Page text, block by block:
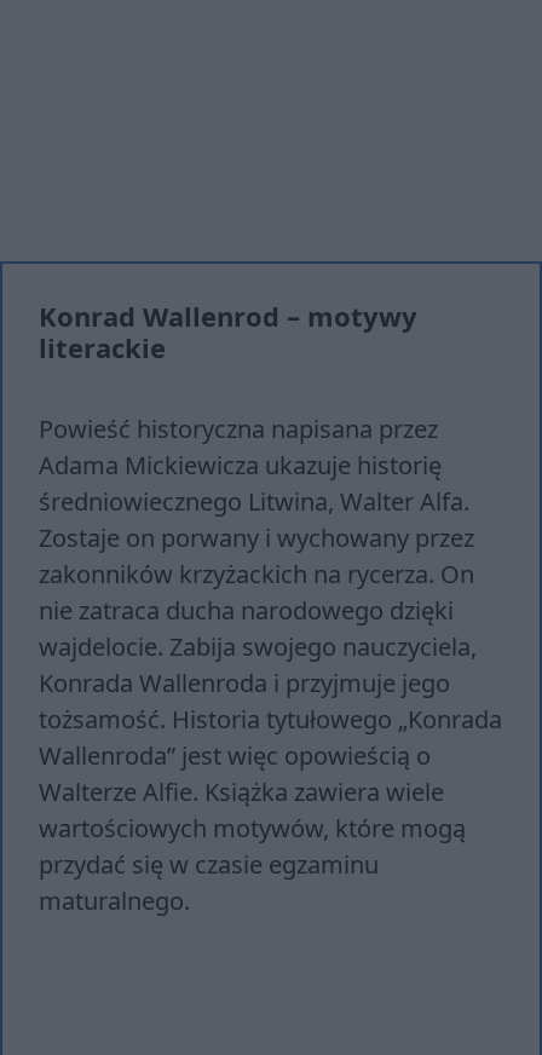
Konrad Wallenrod – motywy
literackie
Powieść historyczna napisana przez
Adama Mickiewicza ukazuje historię
średniowiecznego Litwina, Walter Alfa.
Zostaje on porwany i wychowany przez
zakonników krzyżackich na rycerza. On
nie zatraca ducha narodowego dzięki
wajdelocie. Zabija swojego nauczyciela,
Konrada Wallenroda i przyjmuje jego
tożsamość. Historia tytułowego „Konrada
Wallenroda” jest więc opowieścią o
Walterze Alfie. Książka zawiera wiele
wartościowych motywów, które mogą
przydać się w czasie egzaminu
maturalnego.